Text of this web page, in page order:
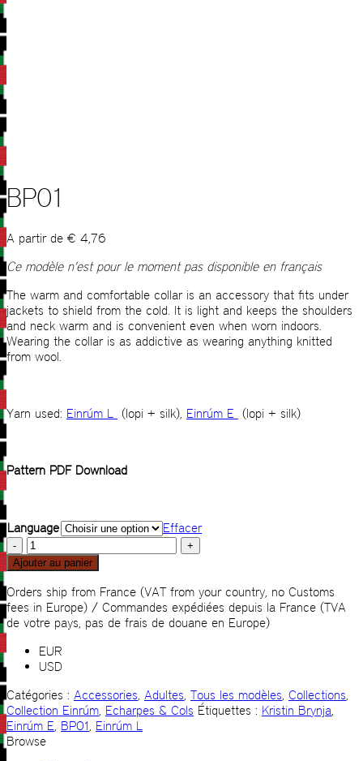
BP01
A partir de € 4,76
Ce modèle n’est pour le moment pas disponible en français
The warm and comfortable collar is an accessory that ﬁts under
jackets to shield from the cold. It is light and keeps the shoulders
and neck warm and is convenient even when worn indoors.
Wearing the collar is as addictive as wearing anything knitted
from wool.
Yarn used: Einrúm L (lopi + silk), Einrúm E (lopi + silk)
Pattern PDF Download
Language
Effacer
quantité
de
BP01
Ajouter au panier
Orders ship from France (VAT from your country, no Customs
fees in Europe) / Commandes expédiées depuis la France (TVA
de votre pays, pas de frais de douane en Europe)
EUR
USD
Catégories : Accessories, Adultes, Tous les modèles, Collections,
Collection Einrúm, Echarpes & Cols Étiquettes : Kristin Brynja,
Einrúm E, BP01, Einrúm L
Browse